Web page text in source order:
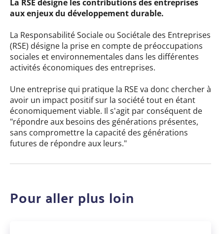
La RSE désigne les contributions des entreprises
aux enjeux du développement durable.
La Responsabilité Sociale ou Sociétale des Entreprises
(RSE) désigne la prise en compte de préoccupations
sociales et environnementales dans les différentes
activités économiques des entreprises.
Une entreprise qui pratique la RSE va donc chercher à
avoir un impact positif sur la société tout en étant
économiquement viable. Il s'agit par conséquent de
"répondre aux besoins des générations présentes,
sans compromettre la capacité des générations
futures de répondre aux leurs."
Pour aller plus loin